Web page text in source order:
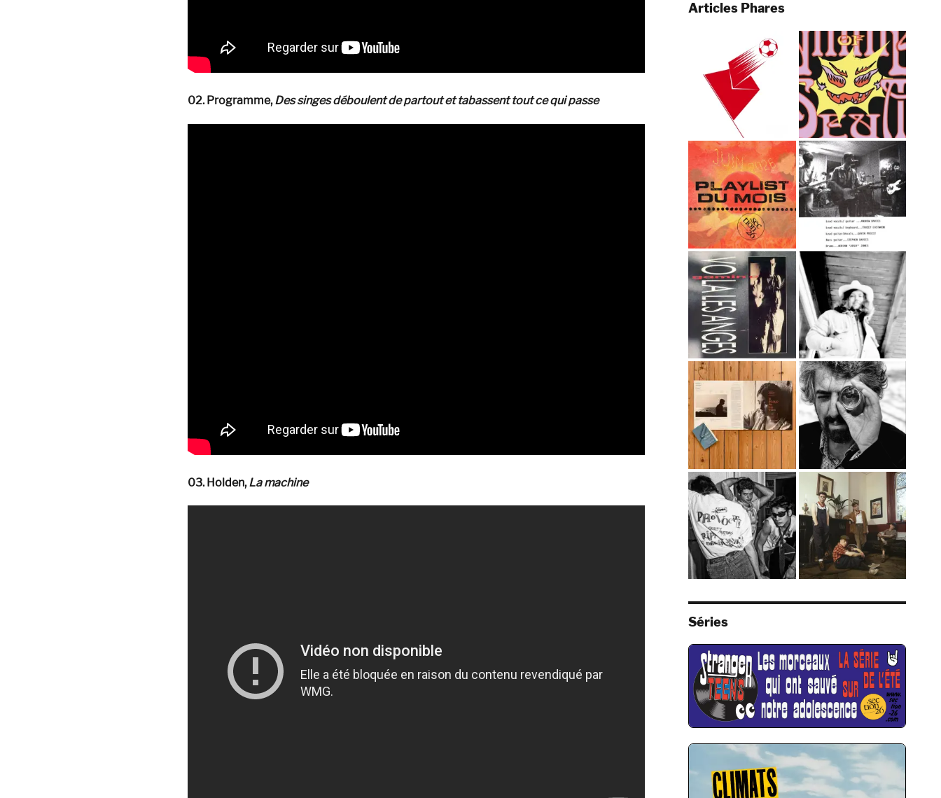
02. Programme,Des singes déboulent de partout et tabassent tout ce qui passe
03. Holden,La machine
Articles Phares
Séries